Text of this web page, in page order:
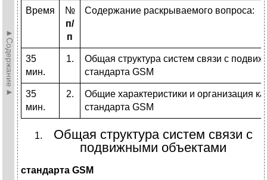
►Содержание►
Время
№
п/
п
Содержание раскрываемого вопроса:
35
мин.
1.
Общая структура систем связи с
стандарта GSM
35
мин.
2.
Общие характеристики и организация
стандарта GSM
Общая структура систем связи с
подвижными объектами
стандарта GSM